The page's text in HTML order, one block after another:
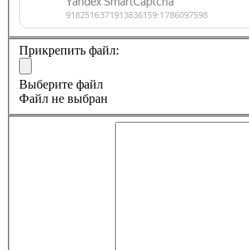
Прикрепить файл:
Выберите файл
Файл не выбран